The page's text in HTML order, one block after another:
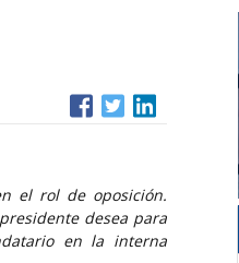
el rol de oposición.
desea para
en la interna